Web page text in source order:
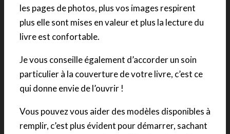
les pages de photos, plus vos images respirent
plus elle sont mises en valeur et plus la lecture du
livre est confortable.
Je vous conseille également d’accorder un soin
particulier à la couverture de votre livre, c’est ce
qui donne envie de l’ouvrir !
Vous pouvez vous aider des modèles disponibles à
remplir, c’est plus évident pour démarrer, sachant